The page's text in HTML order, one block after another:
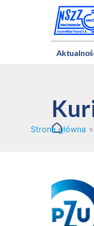
Strona główna »